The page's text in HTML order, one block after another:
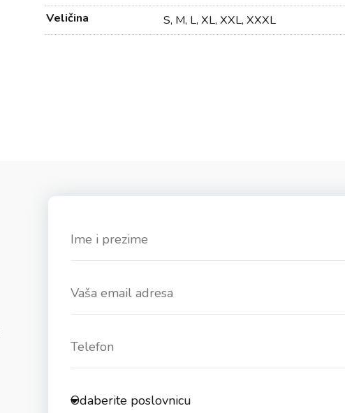
Veličina
S, M, L, XL, XXL, XXXL